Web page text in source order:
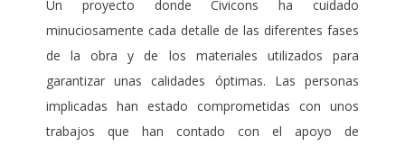
Un proyecto donde Civicons ha cuidado
minuciosamente cada detalle de las diferentes fases
de la obra y de los materiales utilizados para
garantizar unas calidades óptimas. Las personas
implicadas han estado comprometidas con unos
trabajos que han contado con el apoyo de